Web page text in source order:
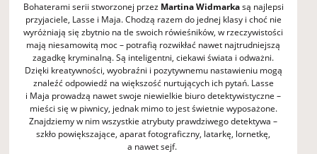
Bohaterami serii stworzonej przez Martina Widmarkasą najlepsi
przyjaciele, Lasse i Maja. Chodzą razem do jednej klasy i choć nie
wyróżniają się zbytnio na tle swoich rówieśników, w rzeczywistości
mają niesamowitą moc – potrafią rozwikłać nawet najtrudniejszą
zagadkę kryminalną. Są inteligentni, ciekawi świata i odważni.
Dzięki kreatywności, wyobraźni i pozytywnemu nastawieniu mogą
znaleźć odpowiedź na większość nurtujących ich pytań. Lasse
i Maja prowadzą nawet swoje niewielkie biuro detektywistyczne –
mieści się w piwnicy, jednak mimo to jest świetnie wyposażone.
Znajdziemy w nim wszystkie atrybuty prawdziwego detektywa –
szkło powiększające, aparat fotograficzny, latarkę, lornetkę,
a nawet sejf.